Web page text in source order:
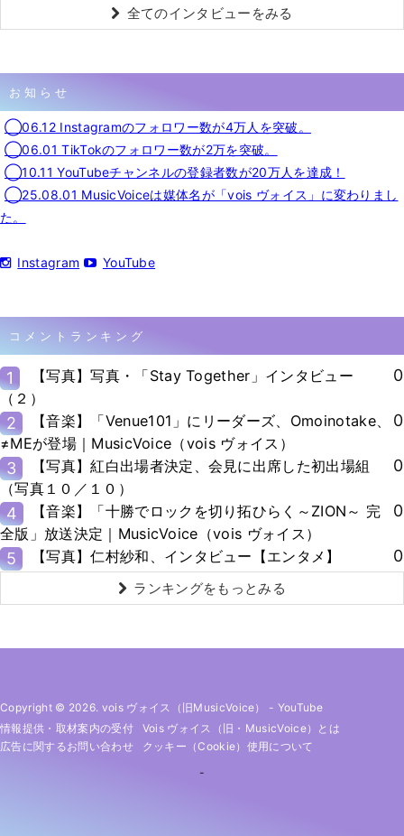
全てのインタビューをみる
お知らせ
◯06.12 Instagramのフォロワー数が4万人を突破。
◯06.01 TikTokのフォロワー数が2万を突破。
◯10.11 YouTubeチャンネルの登録者数が20万人を達成！
◯25.08.01 MusicVoiceは媒体名が「vois ヴォイス」に変わりまし
た。
Instagram YouTube
コメントランキング
1
【写真】写真・「Stay Together」インタビュー
（２）
0
2
【音楽】「Venue101」にリーダーズ、Omoinotake、
≠MEが登場｜MusicVoice（vois ヴォイス）
0
3
【写真】紅白出場者決定、会見に出席した初出場組
（写真１０／１０）
0
4
【音楽】「十勝でロックを切り拓ひらく～ZION～ 完
全版」放送決定｜MusicVoice（vois ヴォイス）
0
5 【写真】仁村紗和、インタビュー【エンタメ】 0
ランキングをもっとみる
Copyright © 2026. vois ヴォイス（旧MusicVoice） - YouTube
情報提供・取材案内の受付
Vois ヴォイス（旧・MusicVoice）とは
広告に関するお問い合わせ
クッキー（cookie）使用について
-